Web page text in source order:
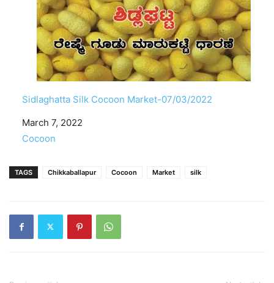
Sidlaghatta Silk Cocoon Market-07/03/2022
Date
March 7, 2022
In relation to
Cocoon
TAGS Chikkaballapur Cocoon Market silk